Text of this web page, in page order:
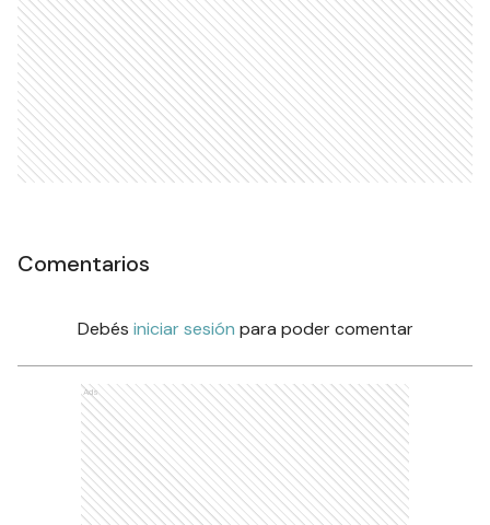
Comentarios
Debés iniciar sesión para poder comentar
Ads